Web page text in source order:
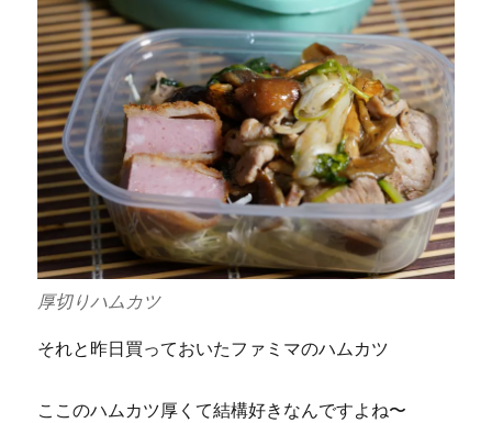
厚切りハムカツ
それと昨日買っておいたファミマのハムカツ
ここのハムカツ厚くて結構好きなんですよね〜